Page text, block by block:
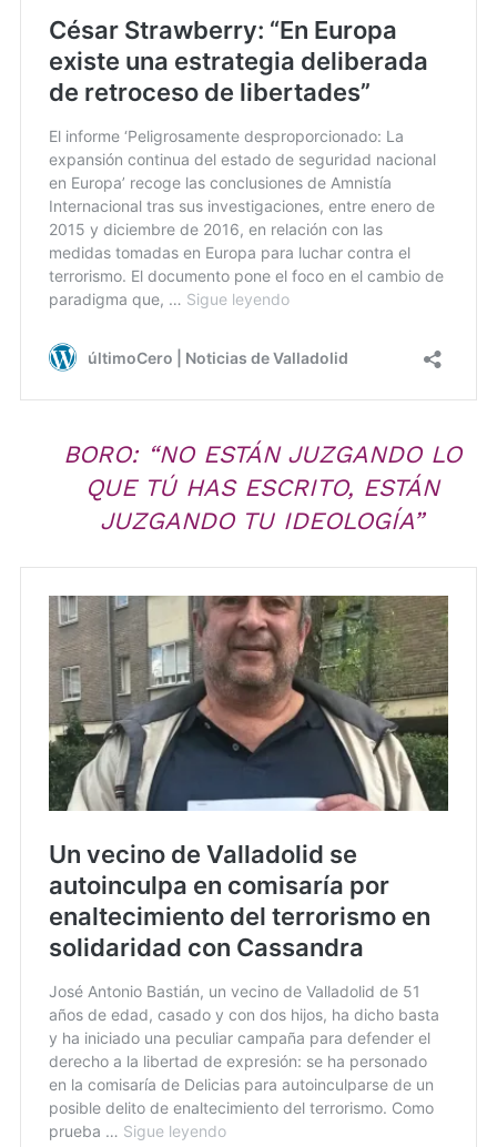
BORO: “NO ESTÁN JUZGANDO LO
QUE TÚ HAS ESCRITO, ESTÁN
JUZGANDO TU IDEOLOGÍA”